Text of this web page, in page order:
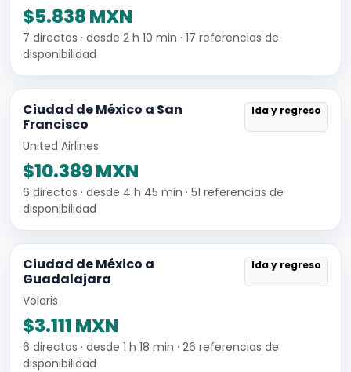
$5.838 MXN
7 directos · desde 2 h 10 min · 17 referencias de
disponibilidad
Ciudad de México a San
Francisco
Ida y regreso
United Airlines
$10.389 MXN
6 directos · desde 4 h 45 min · 51 referencias de
disponibilidad
Ciudad de México a
Guadalajara
Ida y regreso
Volaris
$3.111 MXN
6 directos · desde 1 h 18 min · 26 referencias de
disponibilidad